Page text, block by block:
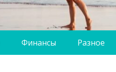
Финансы Разное